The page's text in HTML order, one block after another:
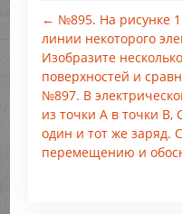
← №895. На рисунке
линии некоторого
Изобразите
поверхностей и
№897. В
из точки А в точки В,
один и тот же заряд.
перемещению и